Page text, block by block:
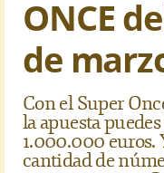
ONCE
de
Con el Super
la apuesta
1.000.000 euros.
cantidad de